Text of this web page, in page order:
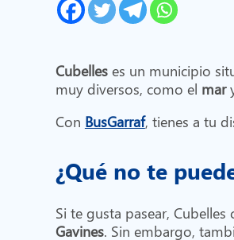
Cubelles es un municipio
muy diversos, como el mar
Con BusGarraf, tienes a tu
¿Qué no te
Si te gusta pasear,
Gavines. Sin embargo,